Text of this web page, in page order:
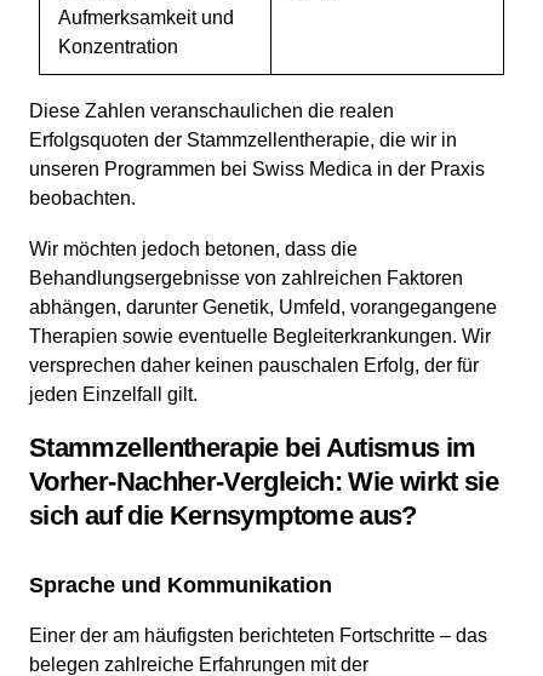
Aufmerksamkeit und
Konzentration
Diese Zahlen veranschaulichen die realen
Erfolgsquoten der Stammzellentherapie, die wir in
unseren Programmen bei Swiss Medica in der Praxis
beobachten.
Wir möchten jedoch betonen, dass die
Behandlungsergebnisse von zahlreichen Faktoren
abhängen, darunter Genetik, Umfeld, vorangegangene
Therapien sowie eventuelle Begleiterkrankungen. Wir
versprechen daher keinen pauschalen Erfolg, der für
jeden Einzelfall gilt.
Stammzellentherapie bei Autismus im
Vorher-Nachher-Vergleich: Wie wirkt sie
sich auf die Kernsymptome aus?
Sprache und Kommunikation
Einer der am häufigsten berichteten Fortschritte – das
belegen zahlreiche Erfahrungen mit der